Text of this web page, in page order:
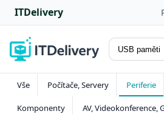
ITDelivery
Vše Počítače, Servery Periferie
Komponenty AV, Videokonference,